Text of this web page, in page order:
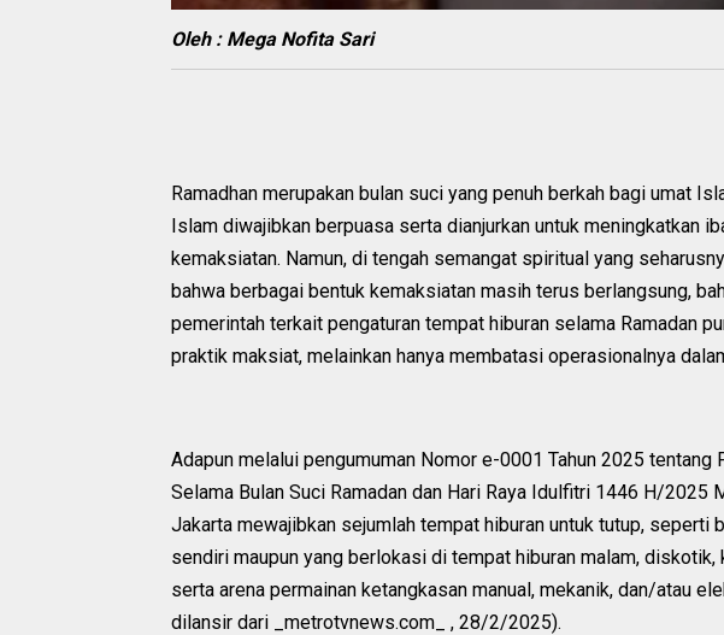
Oleh : Mega Nofita Sari
Ramadhan merupakan bulan suci yang penuh berkah bagi umat
Islam diwajibkan berpuasa serta dianjurkan untuk meningkatkan
kemaksiatan. Namun, di tengah semangat spiritual yang
bahwa berbagai bentuk kemaksiatan masih terus berlangsung,
pemerintah terkait pengaturan tempat hiburan selama Ramadan
praktik maksiat, melainkan hanya membatasi operasionalnya
Adapun melalui pengumuman Nomor e-0001 Tahun 2025 tentang
Selama Bulan Suci Ramadan dan Hari Raya Idulfitri 1446 H/2025
Jakarta mewajibkan sejumlah tempat hiburan untuk tutup, seperti
sendiri maupun yang berlokasi di tempat hiburan malam, diskotik,
serta arena permainan ketangkasan manual, mekanik, dan/atau
dilansir dari _metrotvnews.com_ , 28/2/2025).